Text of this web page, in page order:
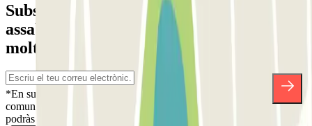
Subscriu-te a nostra newsletter i
assabenta't de descomptes, sortejos i
moltes altres sorpreses.
*En subscriure't acceptes la nostra Política de Privacitat per a rebre
comunicacions comercials de Parclick. Sense cap compromís,
podràs donar-te de baixa quan vulguis en la mateixa newsletter.